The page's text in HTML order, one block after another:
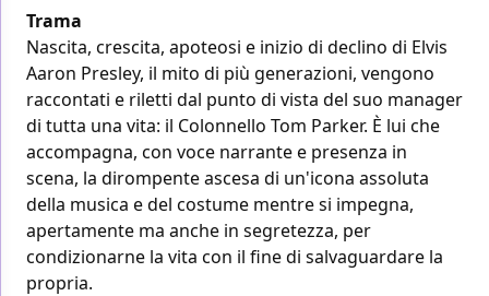
Trama
Nascita, crescita, apoteosi e inizio di declino di Elvis
Aaron Presley, il mito di più generazioni, vengono
raccontati e riletti dal punto di vista del suo manager
di tutta una vita: il Colonnello Tom Parker. È lui che
accompagna, con voce narrante e presenza in
scena, la dirompente ascesa di un'icona assoluta
della musica e del costume mentre si impegna,
apertamente ma anche in segretezza, per
condizionarne la vita con il fine di salvaguardare la
propria.